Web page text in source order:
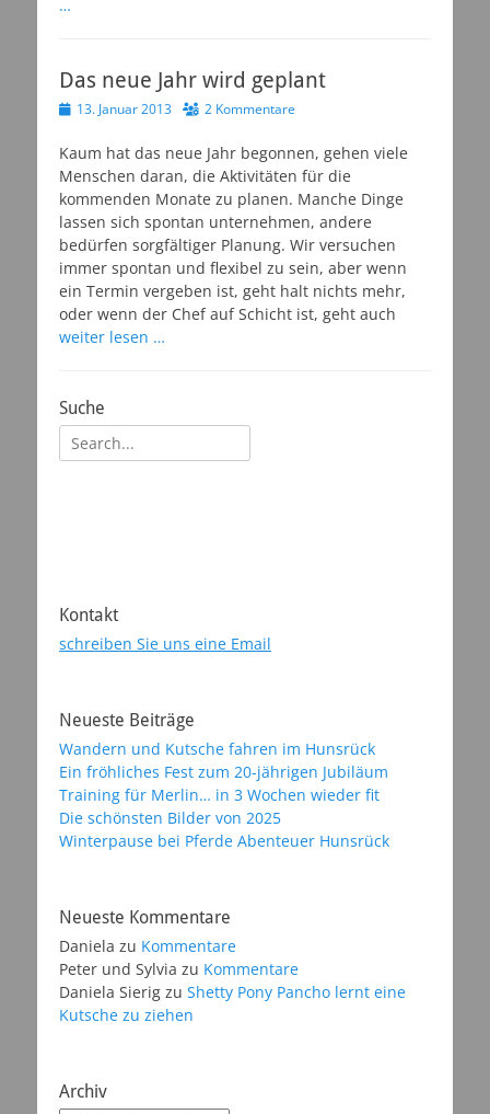
…
Das neue Jahr wird geplant
Veröffentlicht
13. Januar 2013 2 Kommentare
Kaum hat das neue Jahr begonnen, gehen viele
Menschen daran, die Aktivitäten für die
kommenden Monate zu planen. Manche Dinge
lassen sich spontan unternehmen, andere
bedürfen sorgfältiger Planung. Wir versuchen
immer spontan und flexibel zu sein, aber wenn
ein Termin vergeben ist, geht halt nichts mehr,
oder wenn der Chef auf Schicht ist, geht auch
weiter lesen …
Suche
Suchen
nach:
Kontakt
schreiben Sie uns eine Email
Neueste Beiträge
Wandern und Kutsche fahren im Hunsrück
Ein fröhliches Fest zum 20-jährigen Jubiläum
Training für Merlin… in 3 Wochen wieder fit
Die schönsten Bilder von 2025
Winterpause bei Pferde Abenteuer Hunsrück
Neueste Kommentare
Daniela zu Kommentare
Peter und Sylvia zu Kommentare
Daniela Sierig zu Shetty Pony Pancho lernt eine
Kutsche zu ziehen
Archiv